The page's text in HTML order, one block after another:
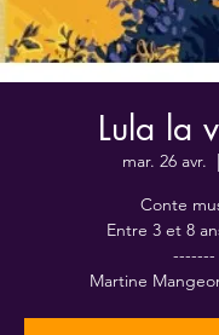
Lula la
mar. 26 avr.
  |
Conte
Entre 3 et 8
-------
Martine